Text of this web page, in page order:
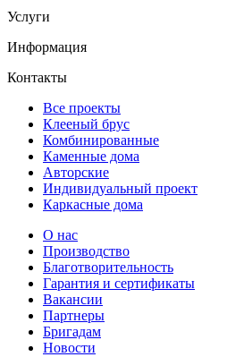
Услуги
Информация
Контакты
Все проекты
Клееный брус
Комбинированные
Каменные дома
Авторские
Индивидуальный проект
Каркасные дома
О нас
Производство
Благотворительность
Гарантия и сертификаты
Вакансии
Партнеры
Бригадам
Новости